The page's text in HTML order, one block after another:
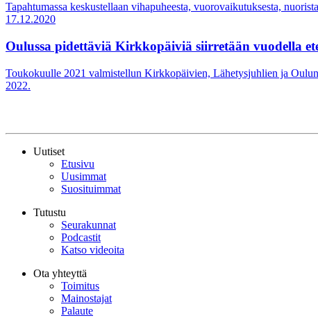
Tapahtumassa keskustellaan vihapuheesta, vuorovaikutuksesta,
17.12.2020
Oulussa pidettäviä Kirkkopäiviä siirretään vuodella
Toukokuulle 2021 valmistellun Kirkkopäivien, Lähetysjuhlien ja
2022.
Uutiset
Etusivu
Uusimmat
Suosituimmat
Tutustu
Seurakunnat
Podcastit
Katso videoita
Ota yhteyttä
Toimitus
Mainostajat
Palaute